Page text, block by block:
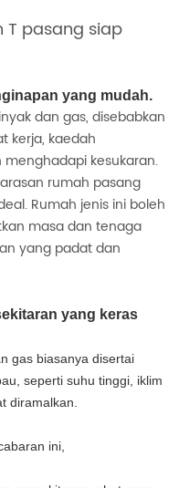
T pasang siap
dan gas, disebabkan
kerja, kaedah
kesukaran.
rumah pasang
Rumah jenis ini boleh
masa dan tenaga
yang padat dan
gas biasanya disertai
seperti suhu tinggi, iklim